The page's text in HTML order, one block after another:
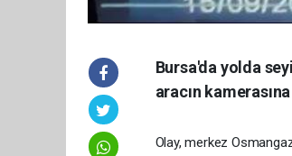
Bursa'da yolda
aracın
Olay, merkez